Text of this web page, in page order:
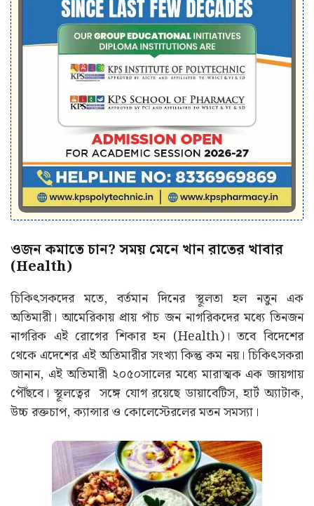
ওজন কমাতে চান? সময় মেনে খান রাতের খাবার
(Health)
চিকিৎসকদের মতে, বর্তমান দিনের স্থূলতা হল নতুন এক
অতিমারী। আমেরিকায় প্রায় পাঁচ জন নাগরিকদের মধ্যে তিনজন
নাগরিক এই রোগের শিকার হন (Health)। তবে বিদেশের
থেকে এদেশের এই অতিমারীর সংখ্যা কিন্তু কম নয়। চিকিৎসকরা
জানান, এই অতিমারী ২০৫০সালের মধ্যে মারাত্মক এক জায়গায়
পৌঁছবে। স্থূলত্বের সঙ্গে যোগ রয়েছে ডায়াবেটিস, হার্ট অ্যাটাক,
উচ্চ রক্তচাপ, ক্যান্সার ও কোলেস্টেরলের মতন সমস্যা।